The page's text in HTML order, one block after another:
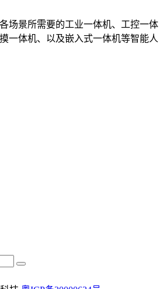
场景所需要的工业一体机、工控一体
一体机、以及嵌入式一体机等智能人